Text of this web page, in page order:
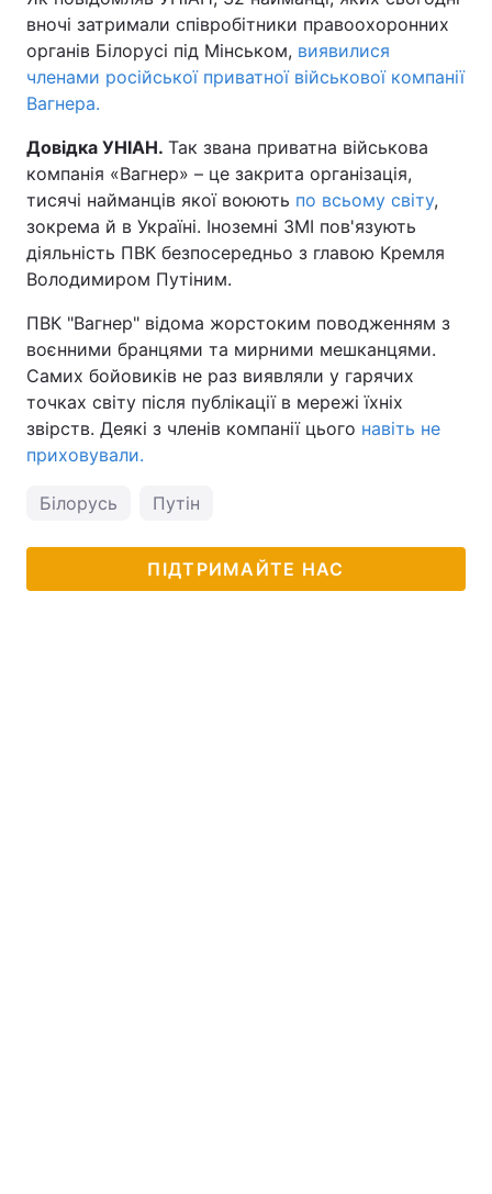
вночі затримали співробітники правоохоронних
органів Білорусі під Мінськом, виявилися
членами російської приватної військової компанії
Вагнера.
Довідка УНІАН. Так звана приватна військова
компанія «Вагнер» – це закрита організація,
тисячі найманців якої воюють по всьому світу,
зокрема й в Україні. Іноземні ЗМІ пов'язують
діяльність ПВК безпосередньо з главою Кремля
Володимиром Путіним.
ПВК "Вагнер" відома жорстоким поводженням з
воєнними бранцями та мирними мешканцями.
Самих бойовиків не раз виявляли у гарячих
точках світу після публікації в мережі їхніх
звірств. Деякі з членів компанії цього навіть не
приховували.
Білорусь Путін
ПІДТРИМАЙТЕ НАС